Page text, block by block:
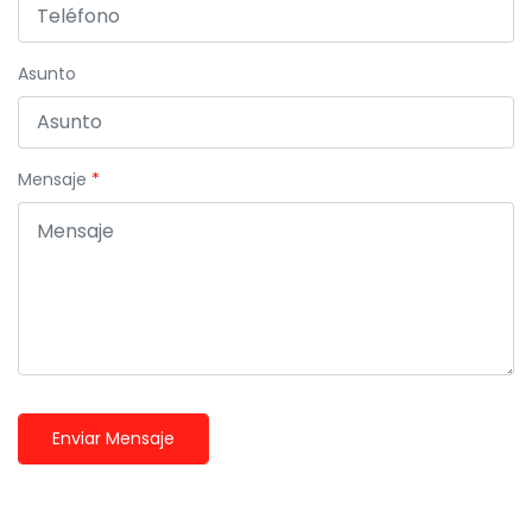
Asunto
Mensaje
Enviar Mensaje